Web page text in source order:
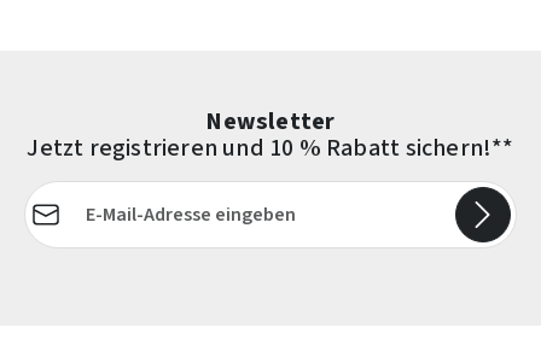
Newsletter
Jetzt registrieren und 10 % Rabatt sichern!**
E-Mail-Adresse*